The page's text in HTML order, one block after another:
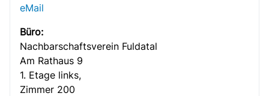
eMail
Büro:
Nachbar­­schafts­verein Fuldatal
Am Rathaus 9
1. Etage links,
Zimmer 200